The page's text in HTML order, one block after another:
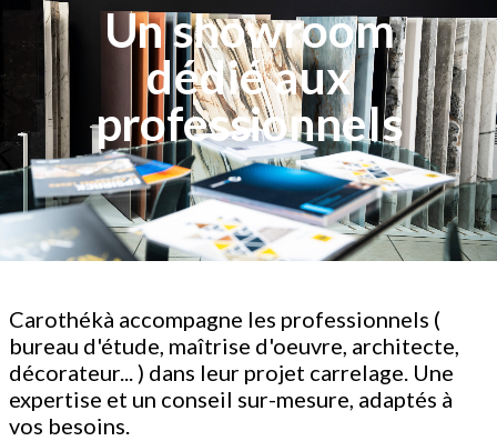
Un showroom
dédié aux
professionnels
Carothékà accompagne les professionnels (
bureau d'étude, maîtrise d'oeuvre, architecte,
décorateur... ) dans leur projet carrelage. Une
expertise et un conseil sur-mesure, adaptés à
vos besoins.